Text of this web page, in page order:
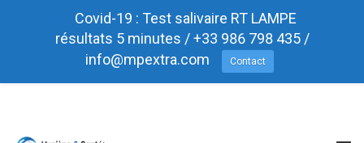
Covid-19 : Test salivaire RT LAMPE
résultats 5 minutes / +33 986 798 435 /
info@mpextra.com
Contact